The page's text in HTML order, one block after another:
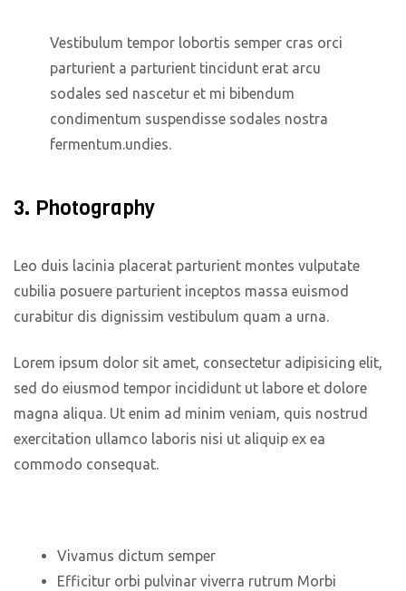
Vestibulum tempor lobortis semper cras orci
parturient a parturient tincidunt erat arcu
sodales sed nascetur et mi bibendum
condimentum suspendisse sodales nostra
fermentum.undies.
3. Photography
Leo duis lacinia placerat parturient montes vulputate
cubilia posuere parturient inceptos massa euismod
curabitur dis dignissim vestibulum quam a urna.
Lorem ipsum dolor sit amet, consectetur adipisicing elit,
sed do eiusmod tempor incididunt ut labore et dolore
magna aliqua. Ut enim ad minim veniam, quis nostrud
exercitation ullamco laboris nisi ut aliquip ex ea
commodo consequat.
Vivamus dictum semper
Efficitur orbi pulvinar viverra rutrum Morbi